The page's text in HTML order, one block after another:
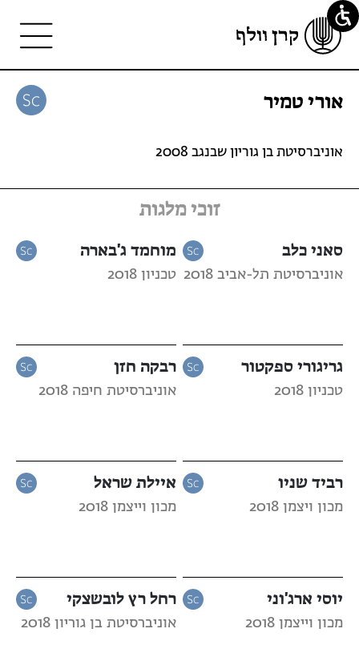
אורי טמיר
אוניברסיטת בן גוריון שבנגב 2008
זוכי מלגות
סאני כלב
אוניברסיטת תל-אביב 2018
מוחמד ג'בארה
טכניון 2018
גריגורי ספקטור
טכניון 2018
רבקה חזן
אוניברסיטת חיפה 2018
רביד שניו
מכון ויצמן 2018
איילת שראל
מכון וייצמן 2018
יוסי ארג'וני
מכון וייצמן 2018
רחל רץ לובשצקי
אוניברסיטת בן גוריון 2018